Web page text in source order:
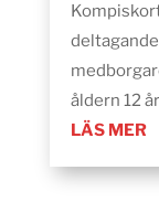
åldern 12
LÄS MER